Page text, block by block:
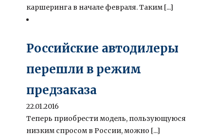
каршеринга в начале февраля. Таким [...]
Российские автодилеры
перешли в режим
предзаказа
22.01.2016
Теперь приобрести модель, пользующуюся
низким спросом в России, можно [...]